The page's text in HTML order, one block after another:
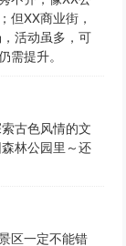
但XX商业街，
活动虽多，可
需提升。
古色风情的文
林公园里～还
区一定不能错